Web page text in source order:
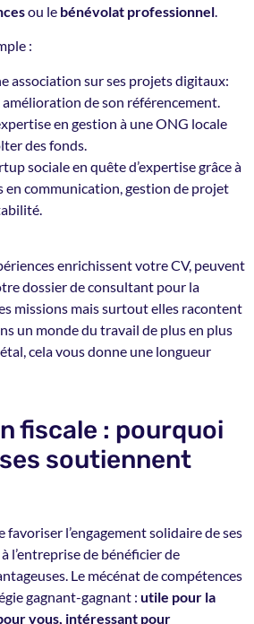
ou le bénévolat professionnel.
:
association sur ses projets digitaux:
de son référencement.
en gestion à une ONG locale
des fonds.
sociale en quête d’expertise grâce à
en communication, gestion de projet
enrichissent votre CV, peuvent
dossier de consultant pour la
missions mais surtout elles racontent
un monde du travail de plus en plus
cela vous donne une longueur
fiscale : pourquoi
soutiennent
l’engagement solidaire de ses
l’entreprise de bénéficier de
Le mécénat de compétences
gagnant-gagnant : utile pour la
vous, intéressant pour